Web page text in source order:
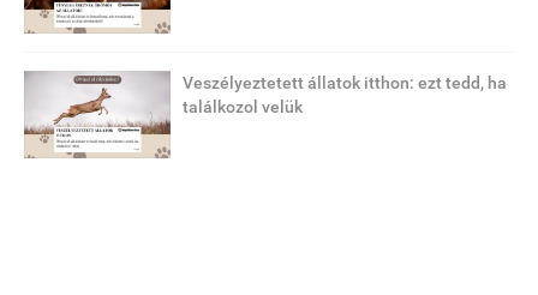
Veszélyeztetett állatok itthon: ezt tedd, ha
találkozol velük